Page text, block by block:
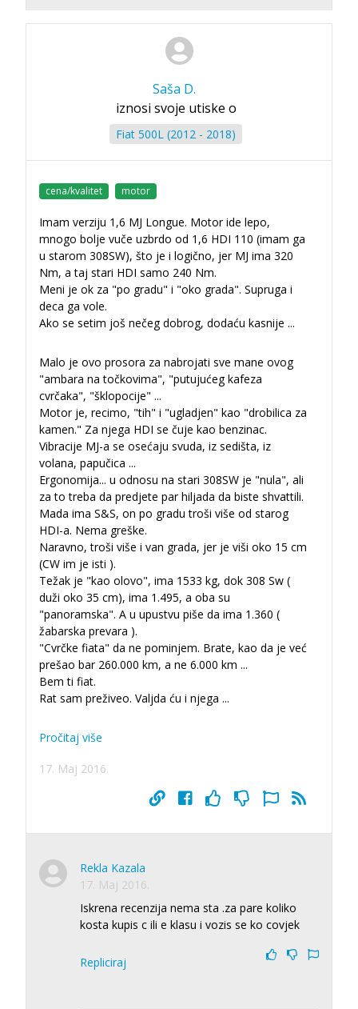
Saša D.
iznosi svoje utiske o
Fiat 500L (2012 - 2018)
cena/kvalitet motor
Imam verziju 1,6 MJ Longue. Motor ide lepo,
mnogo bolje vuče uzbrdo od 1,6 HDI 110 (imam ga
u starom 308SW), što je i logično, jer MJ ima 320
Nm, a taj stari HDI samo 240 Nm.
Meni je ok za "po gradu" i "oko grada". Supruga i
deca ga vole.
Ako se setim još nečeg dobrog, dodaću kasnije ...
Malo je ovo prosora za nabrojati sve mane ovog
"ambara na točkovima", "putujućeg kafeza
cvrčaka", "šklopocije" ...
Motor je, recimo, "tih" i "ugladjen" kao "drobilica za
kamen." Za njega HDI se čuje kao benzinac.
Vibracije MJ-a se osećaju svuda, iz sedišta, iz
volana, papučica ...
Ergonomija... u odnosu na stari 308SW je "nula", ali
za to treba da predjete par hiljada da biste shvattili.
Mada ima S&S, on po gradu troši više od starog
HDI-a. Nema greške.
Naravno, troši više i van grada, jer je viši oko 15 cm
(CW im je isti ).
Težak je "kao olovo", ima 1533 kg, dok 308 Sw (
duži oko 35 cm), ima 1.495, a oba su
"panoramska". A u upustvu piše da ima 1.360 (
žabarska prevara ).
"Cvrčke fiata" da ne pominjem. Brate, kao da je već
prešao bar 260.000 km, a ne 6.000 km ...
Bem ti fiat.
Rat sam preživeo. Valjda ću i njega ...
Pročitaj više
17. Maj 2016.
Rekla Kazala
17. Maj 2016.
Iskrena recenzija nema sta .za pare koliko
kosta kupis c ili e klasu i vozis se ko covjek
Repliciraj